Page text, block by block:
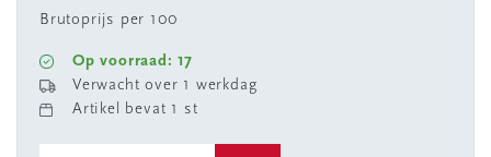
Brutoprijs per 100
Op voorraad: 17
Verwacht over 1 werkdag
Artikel bevat 1 st